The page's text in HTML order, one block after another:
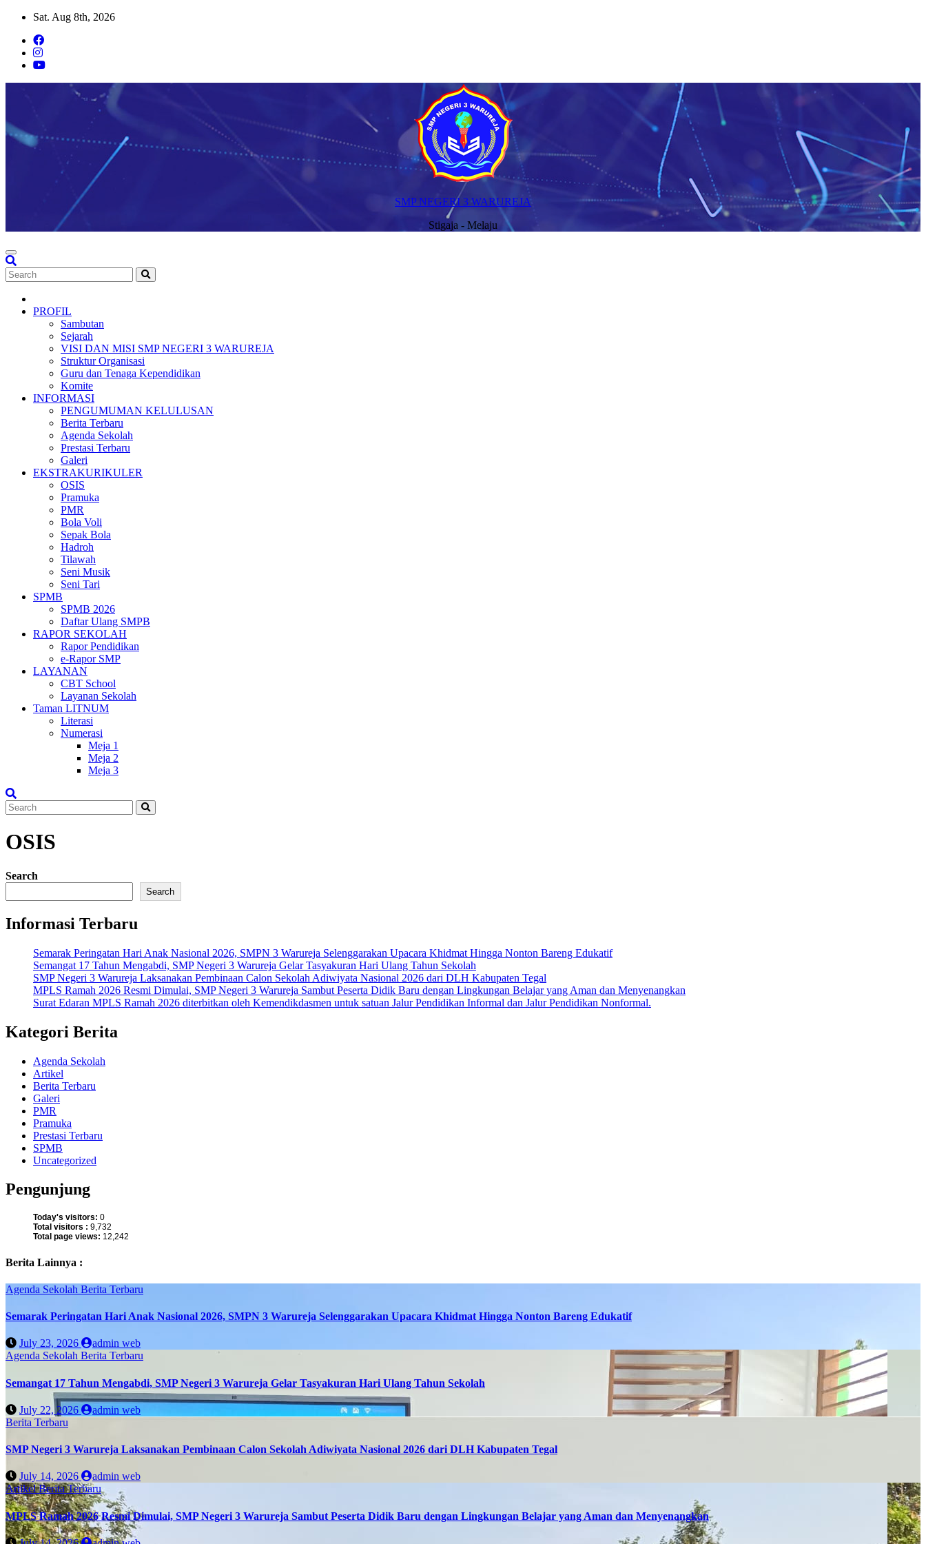
Skip
content
Sat. Aug 8th, 2026
SMP NEGERI 3 WARUREJA
Stigaja - Melaju
PROFIL
Sambutan
Sejarah
VISI DAN MISI SMP NEGERI 3 WARUREJA
Struktur Organisasi
Guru dan Tenaga Kependidikan
Komite
INFORMASI
PENGUMUMAN KELULUSAN
Berita Terbaru
Agenda Sekolah
Prestasi Terbaru
Galeri
EKSTRAKURIKULER
OSIS
Pramuka
PMR
Bola Voli
Sepak Bola
Hadroh
Tilawah
Seni Musik
Seni Tari
SPMB
SPMB 2026
Daftar Ulang SMPB
RAPOR SEKOLAH
Rapor Pendidikan
e-Rapor SMP
LAYANAN
CBT School
Layanan Sekolah
Taman LITNUM
Literasi
Numerasi
Meja 1
Meja 2
Meja 3
OSIS
Search
Search
Informasi Terbaru
Semarak Peringatan Hari Anak Nasional 2026, SMPN 3 Warureja Selenggarakan Upacara Khidmat Hingga Nonton Bareng Edukatif
Semangat 17 Tahun Mengabdi, SMP Negeri 3 Warureja Gelar Tasyakuran Hari Ulang Tahun Sekolah
SMP Negeri 3 Warureja Laksanakan Pembinaan Calon Sekolah Adiwiyata Nasional 2026 dari DLH Kabupaten Tegal
MPLS Ramah 2026 Resmi Dimulai, SMP Negeri 3 Warureja Sambut Peserta Didik Baru dengan Lingkungan Belajar yang Aman dan Menyenangkan
Surat Edaran MPLS Ramah 2026 diterbitkan oleh Kemendikdasmen untuk satuan Jalur Pendidikan Informal dan Jalur Pendidikan Nonformal.
Kategori Berita
Agenda Sekolah
Artikel
Berita Terbaru
Galeri
PMR
Pramuka
Prestasi Terbaru
SPMB
Uncategorized
Pengunjung
Today's visitors: 0
Total visitors : 9,732
Total page views: 12,242
Berita Lainnya :
Agenda Sekolah Berita Terbaru
Semarak Peringatan Hari Anak Nasional 2026, SMPN 3 Warureja Selenggarakan Upacara Khidmat Hingga Nonton Bareng Edukatif
July 23, 2026
admin web
Agenda Sekolah Berita Terbaru
Semangat 17 Tahun Mengabdi, SMP Negeri 3 Warureja Gelar Tasyakuran Hari Ulang Tahun Sekolah
July 22, 2026
admin web
Berita Terbaru
SMP Negeri 3 Warureja Laksanakan Pembinaan Calon Sekolah Adiwiyata Nasional 2026 dari DLH Kabupaten Tegal
July 14, 2026
admin web
ArtikelBerita Terbaru
MPLS Ramah 2026 Resmi Dimulai, SMP Negeri 3 Warureja Sambut Peserta Didik Baru dengan Lingkungan Belajar yang Aman dan Menyenangkan